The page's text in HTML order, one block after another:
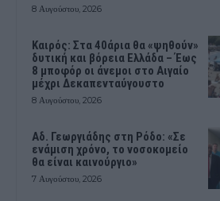
8 Αυγούστου, 2026
Καιρός: Στα 40άρια θα «ψηθούν»
δυτική και βόρεια Ελλάδα – Έως
8 μποφόρ οι άνεμοι στο Αιγαίο
μέχρι Δεκαπενταύγουστο
8 Αυγούστου, 2026
Αδ. Γεωργιάδης στη Ρόδο: «Σε
ενάμιση χρόνο, το νοσοκομείο
θα είναι καινούργιο»
7 Αυγούστου, 2026